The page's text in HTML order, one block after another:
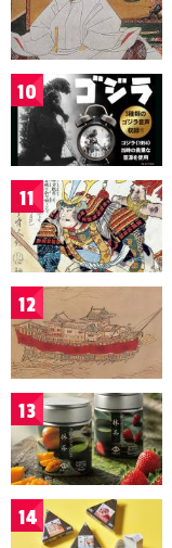
10
11
12
13
14